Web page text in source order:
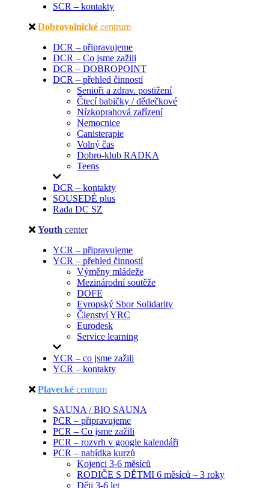
SCR – kontakty
Dobrovolnické centrum
DCR – připravujeme
DCR – Co jsme zažili
DCR – DOBROPOINT
DCR – přehled činností
Senioři a zdrav. postižení
Čtecí babičky / dědečkové
Nízkoprahová zařízení
Nemocnice
Canisterapie
Volný čas
Dobro-klub RADKA
Teens
DCR – kontakty
SOUSEDÉ plus
Rada DC SZ
Youth center
YCR – připravujeme
YCR – přehled činností
Výměny mládeže
Mezinárodní soutěže
DOFE
Evropský Sbor Solidarity
Členství YRC
Eurodesk
Service learning
YCR – co jsme zažili
YCR – kontakty
Plavecké centrum
SAUNA / BIO SAUNA
PCR – připravujeme
PCR – Co jsme zažili
PCR – rozvrh v google kalendáři
PCR – nabídka kurzů
Kojenci 3-6 měsíců
RODIČE S DĚTMI 6 měsíců – 3 roky
Děti 3-6 let